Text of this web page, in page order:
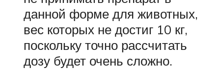
данной форме для животных,
вес которых не достиг 10 кг,
поскольку точно рассчитать
дозу будет очень сложно.